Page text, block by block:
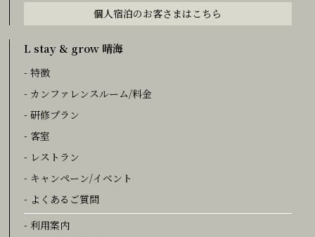
個人宿泊のお客さまはこちら
L stay & grow 晴海
- 特徴
- カンファレンスルーム/料金
- 研修プラン
- 客室
- レストラン
- キャンペーン/イベント
- よくあるご質問
- 利用案内